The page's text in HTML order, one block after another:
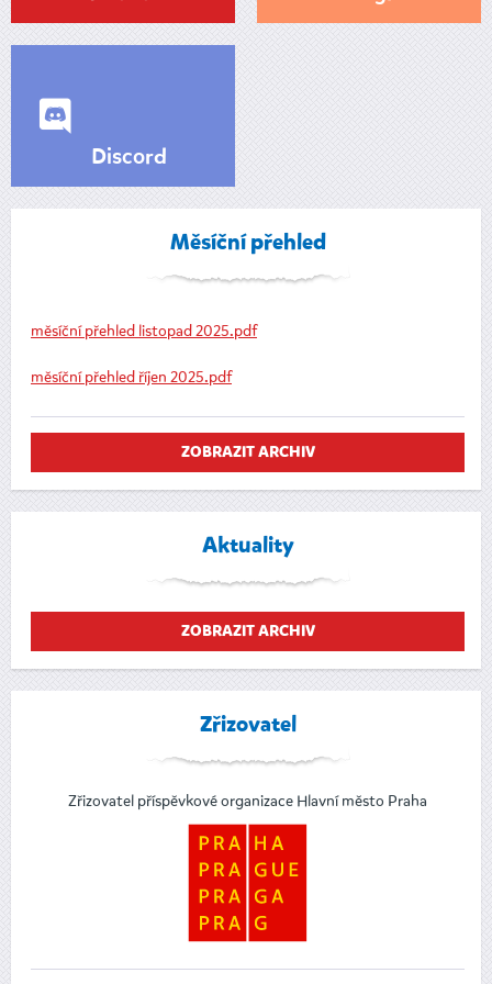
Discord
Měsíční přehled
měsíční přehled listopad 2025.pdf
měsíční přehled říjen 2025.pdf
ZOBRAZIT ARCHIV
Aktuality
ZOBRAZIT ARCHIV
Zřizovatel
Zřizovatel příspěvkové organizace Hlavní město Praha